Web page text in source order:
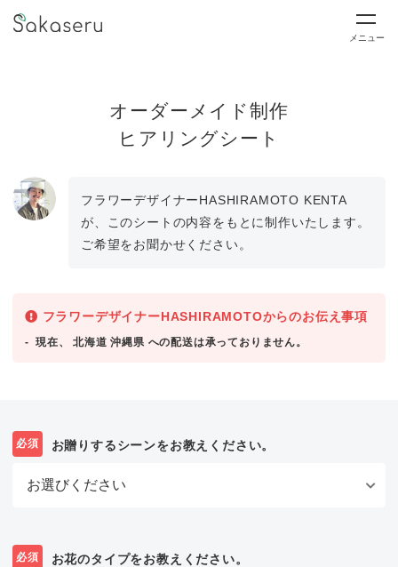
メニュー
オーダーメイド制作
ヒアリングシート
フラワーデザイナーHASHIRAMOTO KENTA
が、このシートの内容をもとに制作いたします。
ご希望をお聞かせください。
フラワーデザイナーHASHIRAMOTOからのお伝え事項
現在、 北海道 沖縄県 への配送は承っておりません。
必須 お贈りするシーンをお教えください。
必須 お花のタイプをお教えください。